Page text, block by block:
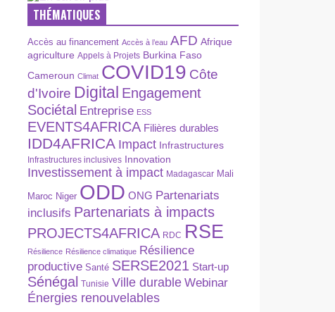
THÉMATIQUES
Accès au financement Accès à l’eau AFD Afrique
agriculture Appels à Projets Burkina Faso
Cameroun Climat COVID19 Côte
d'Ivoire Digital Engagement
Sociétal Entreprise ESS
EVENTS4AFRICA Filières durables
IDD4AFRICA Impact Infrastructures
Infrastructures inclusives Innovation
Investissement à impact Madagascar Mali
Maroc Niger ODD ONG Partenariats
inclusifs Partenariats à impacts
PROJECTS4AFRICA RDC RSE
Résilience Résilience climatique Résilience
productive Santé SERSE2021 Start-up
Sénégal Tunisie Ville durable Webinar
Énergies renouvelables